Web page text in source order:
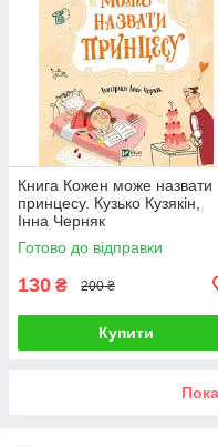
Книга Кожен може назвати
принцесу. Кузько Кузякін,
Інна Черняк
Готово до відправки
130 ₴ 200 ₴
Купити